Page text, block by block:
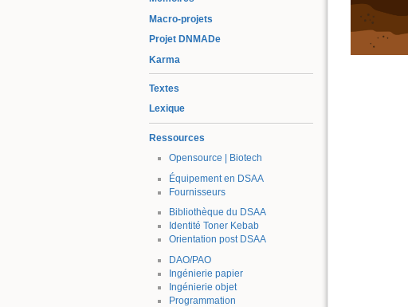
Macro-projets
Projet DNMADe
Karma
Textes
Lexique
Ressources
Opensource | Biotech
Équipement en DSAA
Fournisseurs
Bibliothèque du DSAA
Identité Toner Kebab
Orientation post DSAA
DAO/PAO
Ingénierie papier
Ingénierie objet
Programmation